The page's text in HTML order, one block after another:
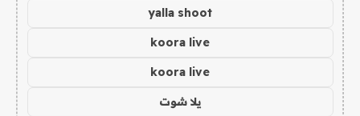
yalla shoot
koora live
koora live
يلا شوت